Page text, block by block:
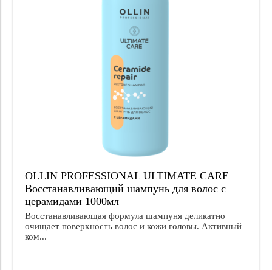
OLLIN PROFESSIONAL ULTIMATE CARE
Восстанавливающий шампунь для волос с
церамидами 1000мл
Восстанавливающая формула шампуня деликатно
очищает поверхность волос и кожи головы. Активный
ком...